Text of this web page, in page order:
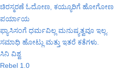
ಚಿರಸ್ಮರಣೆ ಓದೋಣ, ಕಯ್ಯೂರಿಗೆ ಹೋಗೋಣ
ಪರ್ಯಾಯ
ಫ್ಯಾಸಿಸಂಗೆ ಧರ್ಮವಿಲ್ಲ ಮನುಷ್ಯತ್ವವೂ ಇಲ್ಲ.
ಸಮಾಧಿ ಹೋಟ್ಲು ಮತ್ತು ಇತರೆ ಕತೆಗಳು.
ಸಿನಿ ವಿಶ್ವ
Rebel 1.0